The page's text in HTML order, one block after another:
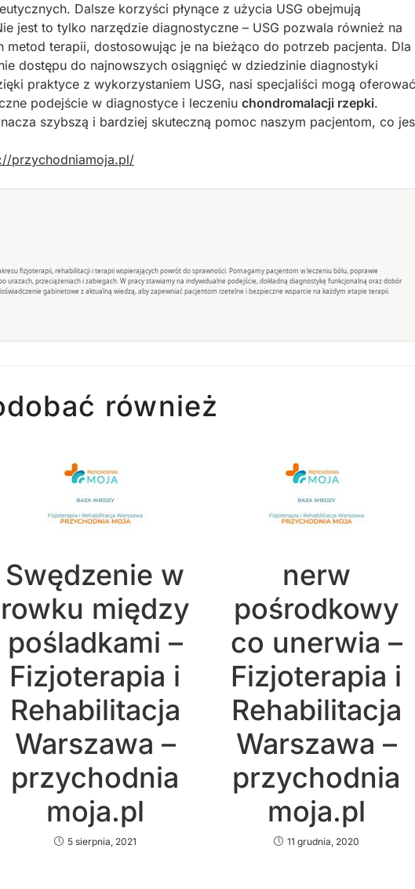
Dalsze korzyści płynące z użycia USG obejmują
jest to tylko narzędzie diagnostyczne – USG pozwala również na
terapii, dostosowując je na bieżąco do potrzeb pacjenta. Dla
dostępu do najnowszych osiągnięć w dziedzinie diagnostyki
praktyce z wykorzystaniem USG, nasi specjaliści mogą oferować
podejście w diagnostyce i leczeniu chondromalacji rzepki.
szybszą i bardziej skuteczną pomoc naszym pacjentom, co
przychodniamoja.pl/
fizjoterapii, rehabilitacji i terapii wspierających powrót do sprawności. Pomagamy pacjentom w leczeniu bólu, poprawie
urazach, przeciążeniach i zabiegach. W pracy stawiamy na indywidualne podejście, dokładną diagnostykę funkcjonalną oraz dobór
gabinetowe z aktualną wiedzą, aby zapewniać pacjentom rzetelne i bezpieczne wsparcie na każdym etapie terapii.
również
Swędzenie w
rowku między
pośladkami –
Fizjoterapia i
Rehabilitacja
Warszawa –
przychodnia
moja.pl
5 sierpnia, 2021
nerw
pośrodkowy
co unerwia –
Fizjoterapia i
Rehabilitacja
Warszawa –
przychodnia
moja.pl
11 grudnia, 2020